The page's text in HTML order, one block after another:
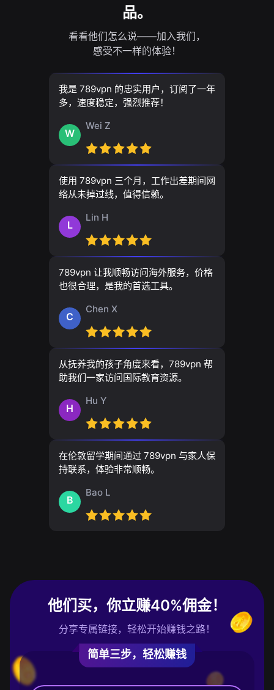
品。
看看他们怎么说——加入我们，
感受不一样的体验！
我是 789vpn 的忠实用户，订阅了一年
多，速度稳定，强烈推荐！
W
Wei Z
使用 789vpn 三个月，工作出差期间网
络从未掉过线，值得信赖。
L
Lin H
789vpn 让我顺畅访问海外服务，价格
也很合理，是我的首选工具。
C
Chen X
从抚养我的孩子角度来看，789vpn 帮
助我们一家访问国际教育资源。
H
Hu Y
在伦敦留学期间通过 789vpn 与家人保
持联系，体验非常顺畅。
B
Bao L
他们买，你立赚40%佣金！
分享专属链接，轻松开始赚钱之路！
简单三步，轻松赚钱